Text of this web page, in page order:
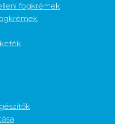
fogkrémek